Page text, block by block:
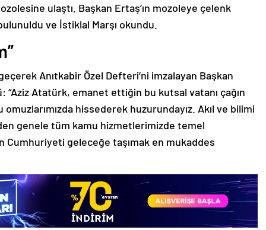
ulaştı. Başkan Ertaş’ın mozoleye çelenk
ve İstiklal Marşı okundu.
Anıtkabir Özel Defteri’ni imzalayan Başkan
Atatürk, emanet ettiğin bu kutsal vatanı çağın
hissederek huzurundayız. Akıl ve bilimi
genele tüm kamu hizmetlerimizde temel
Cumhuriyeti geleceğe taşımak en mukaddes